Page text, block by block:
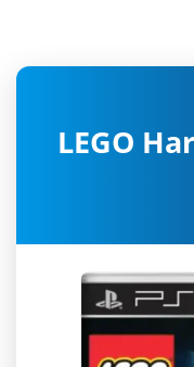
LEGO